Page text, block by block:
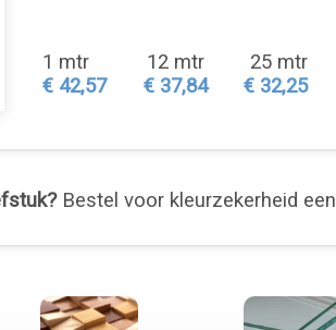
1 mtr
€ 42,57
12 mtr
€ 37,84
25 mtr
€ 32,25
Bestel voor kleurzekerheid een